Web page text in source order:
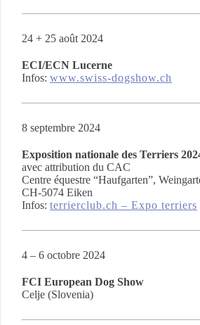
24 + 25 août 2024
ECI/ECN Lucerne
Infos: www.swiss-dogshow.ch
8 septembre 2024
Exposition nationale des Terriers
avec attribution du CAC
Centre équestre “Haufgarten”,
CH-5074 Eiken
Infos: terrierclub.ch – Expo terriers
4 – 6 octobre 2024
FCI European Dog Show
Celje (Slovenia)